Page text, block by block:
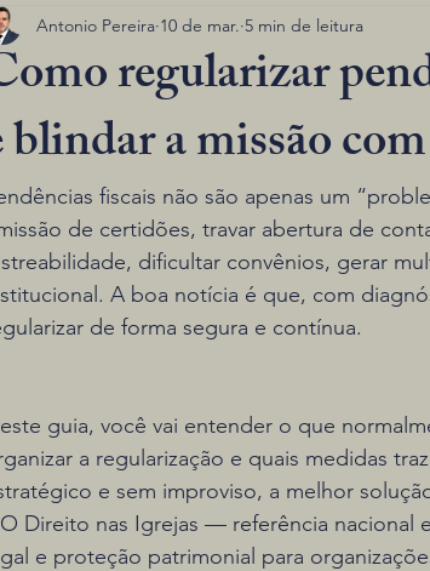
regularizar
blindar a missão
Antonio Pereira 10 de mar. 5 min de leitura
fiscais não são apenas um
de certidões, travar abertura de
dificultar convênios, gerar
A boa notícia é que, com
de forma segura e contínua.
guia, você vai entender o que
a regularização e quais medidas
e sem improviso, a melhor
Direito nas Igrejas — referência nacional
e proteção patrimonial para